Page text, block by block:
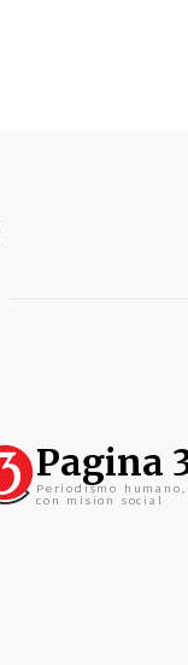
Pagina
Periodismo humano,
con mision social